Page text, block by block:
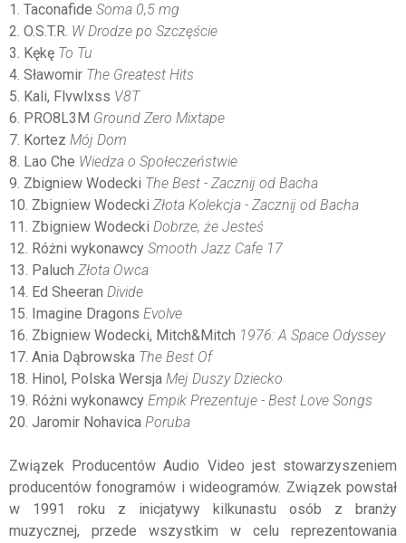
1. Taconafide Soma 0,5 mg
2. O.S.T.R. W Drodze po Szczęście
3. Kękę To Tu
4. Sławomir The Greatest Hits
5. Kali, Flvwlxss V8T
6. PRO8L3M Ground Zero Mixtape
7. Kortez Mój Dom
8. Lao Che Wiedza o Społeczeństwie
9. Zbigniew Wodecki The Best - Zacznij od Bacha
10. Zbigniew Wodecki Złota Kolekcja - Zacznij od Bacha
11. Zbigniew Wodecki Dobrze, że Jesteś
12. Różni wykonawcy Smooth Jazz Cafe 17
13. Paluch Złota Owca
14. Ed Sheeran Divide
15. Imagine Dragons Evolve
16. Zbigniew Wodecki, Mitch&Mitch 1976: A Space Odyssey
17. Ania Dąbrowska The Best Of
18. Hinol, Polska Wersja Mej Duszy Dziecko
19. Różni wykonawcy Empik Prezentuje - Best Love Songs
20. Jaromir Nohavica Poruba
Związek Producentów Audio Video jest stowarzyszeniem
producentów fonogramów i wideogramów. Związek powstał
w 1991 roku z inicjatywy kilkunastu osób z branży
muzycznej, przede wszystkim w celu reprezentowania